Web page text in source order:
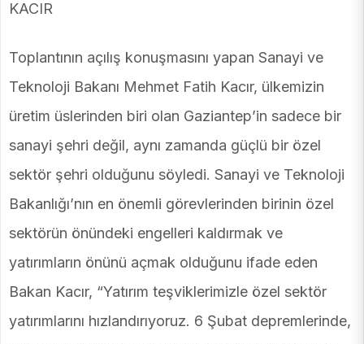
KACIR
Toplantının açılış konuşmasını yapan Sanayi ve
Teknoloji Bakanı Mehmet Fatih Kacır, ülkemizin
üretim üslerinden biri olan Gaziantep’in sadece bir
sanayi şehri değil, aynı zamanda güçlü bir özel
sektör şehri olduğunu söyledi. Sanayi ve Teknoloji
Bakanlığı’nın en önemli görevlerinden birinin özel
sektörün önündeki engelleri kaldırmak ve
yatırımların önünü açmak olduğunu ifade eden
Bakan Kacır, “Yatırım teşviklerimizle özel sektör
yatırımlarını hızlandırıyoruz. 6 Şubat depremlerinde,